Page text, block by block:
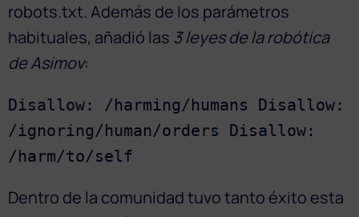
robots.txt. Además de los parámetros
habituales, añadió las 3 leyes de la robótica
de Asimov:
Disallow: /harming/humans Disallow:
/ignoring/human/orders Disallow:
/harm/to/self
Dentro de la comunidad tuvo tanto éxito esta